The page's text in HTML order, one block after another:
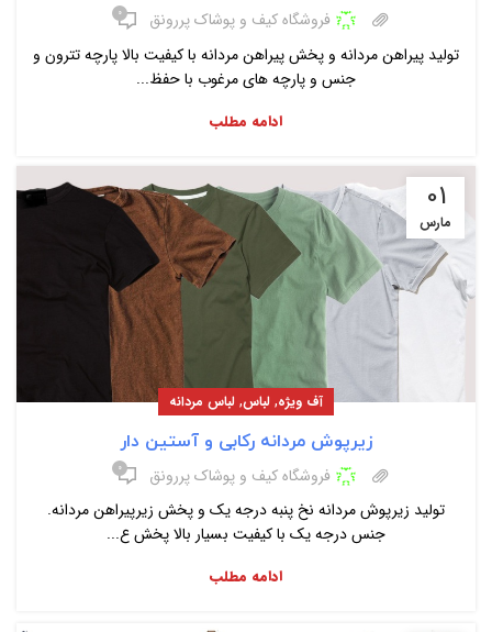
فروشگاه کیف و پوشاک پررونق ۰
تولید پیراهن مردانه و پخش پیراهن مردانه با کیفیت بالا پارچه تترون و
جنس و پارچه های مرغوب با حفظ...
ادامه مطلب
01
مارس
آف ویژه, لباس, لباس مردانه
زیرپوش مردانه رکابی و آستین دار
فروشگاه کیف و پوشاک پررونق ۰
تولید زیرپوش مردانه نخ پنبه درجه یک و پخش زیرپیراهن مردانه.
جنس درجه یک با کیفیت بسیار بالا پخش ع...
ادامه مطلب